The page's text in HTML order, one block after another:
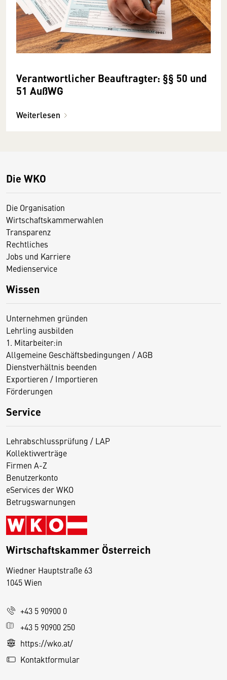
Verantwortlicher Beauftragter: §§ 50 und
51 AußWG
Weiterlesen
Die WKO
Die Organisation
Wirtschaftskammerwahlen
Transparenz
Rechtliches
Jobs und Karriere
Medienservice
Wissen
Unternehmen gründen
Lehrling ausbilden
1. Mitarbeiter:in
Allgemeine Geschäftsbedingungen / AGB
Dienstverhältnis beenden
Exportieren / Importieren
Förderungen
Service
Lehrabschlussprüfung / LAP
Kollektivverträge
Firmen A-Z
Benutzerkonto
eServices der WKO
Betrugswarnungen
Wirtschaftskammer Österreich
Wiedner Hauptstraße 63
1045 Wien
+43 5 90900 0
+43 5 90900 250
https://wko.at/
Kontaktformular
D
s
e
S
e